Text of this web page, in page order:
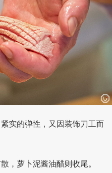
实的弹性，又因装饰刀工而
，萝卜泥酱油醋则收尾。